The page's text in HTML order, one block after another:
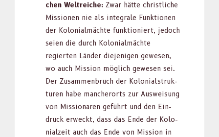
chen Wel­tre­iche:Zwar hätte christliche
Mis­sio­nen nie als inte­grale Funk­tio­nen
der Kolo­nialmächte funk­tion­iert, jedoch
seien die durch Kolo­nialmächte
regierten Län­der diejeni­gen gewe­sen,
wo auch Mis­sion möglich gewe­sen sei.
Der Zusam­men­bruch der Kolo­nial­struk­
turen habe mancherorts zur Ausweisung
von Mis­sion­aren geführt und den Ein­
druck erweckt, dass das Ende der Kolo­
nialzeit auch das Ende von Mis­sion in